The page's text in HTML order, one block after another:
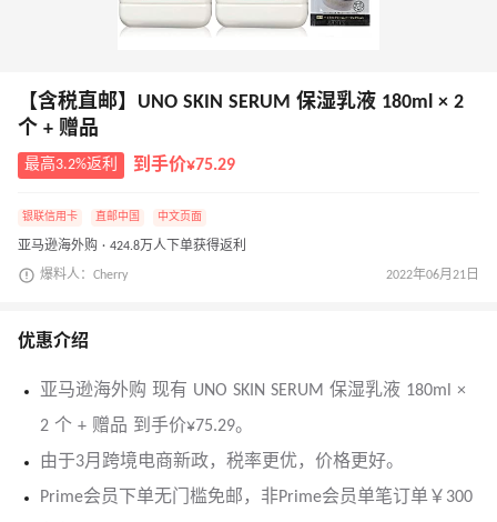
【含税直邮】UNO SKIN SERUM 保湿乳液 180ml × 2
个 + 赠品
最高3.2%返利 到手价¥75.29
银联信用卡 直邮中国 中文页面
亚马逊海外购 · 424.8万人下单获得返利
爆料人：Cherry 2022年06月21日
优惠介绍
亚马逊海外购 现有 UNO SKIN SERUM 保湿乳液 180ml ×
2 个 + 赠品 到手价¥75.29。
由于3月跨境电商新政，税率更优，价格更好。
Prime会员下单无门槛免邮，非Prime会员单笔订单￥300